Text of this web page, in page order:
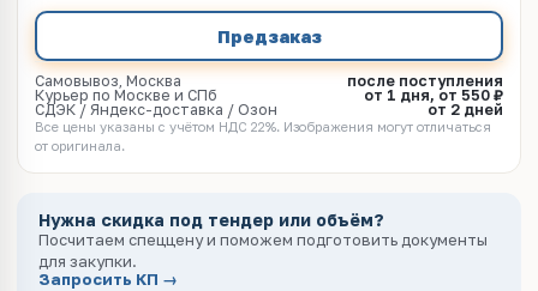
Предзаказ
Самовывоз, Москва
после поступления
Курьер по Москве и СПб
от 1 дня, от 550 ₽
СДЭК / Яндекс-доставка / Озон
от 2 дней
Все цены указаны с учётом НДС 22%. Изображения могут отличаться
от оригинала.
Нужна скидка под тендер или объём?
Посчитаем спеццену и поможем подготовить документы
для закупки.
Запросить КП →